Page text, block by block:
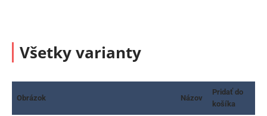
Všetky varianty
Obrázok Názov
Pridať do
košíka